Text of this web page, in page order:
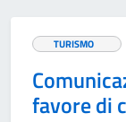
TURISMO
favore di